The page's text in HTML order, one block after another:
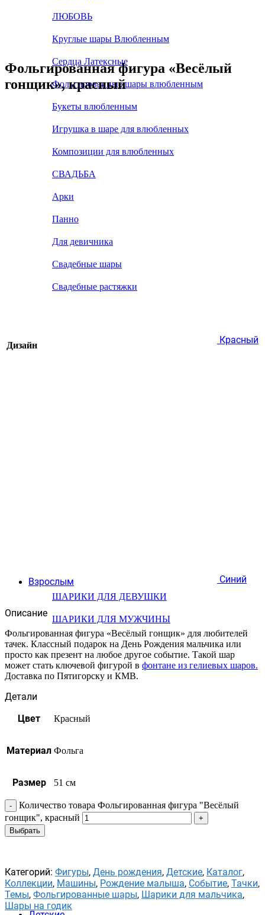
ЛЮБОВЬ
Круглые шары Влюбленным
Сердца Латексные
Фольгированные шары влюбленным
Букеты влюбленным
Игрушка в шаре для влюбленных
Композиции для влюбленных
СВАДЬБА
Арки
Панно
Для девичника
Свадебные шары
Свадебные растяжки
Взрослым
ШАРИКИ ДЛЯ ДЕВУШКИ
ШАРИКИ ДЛЯ МУЖЧИНЫ
Фольгированная фигура «Весёлый
гонщик», красный
Дизайн Красный
Синий
Описание
Фольгированная фигура «Весёлый гонщик» для любителей
тачек. Классный подарок на День Рождения мальчика или
просто как презент на любое другое событие. Такой шар
может стать ключевой фигурой в фонтане из гелиевых шаров.
Доставка по Пятигорску и КМВ.
Детали
Цвет
Красный
Материал Фольга
Размер 51 см
Количество товара Фольгированная фигура "Весёлый
гонщик", красный
Выбрать
Категорий: Фигуры, День рождения, Детские, Каталог,
Коллекции, Машины, Рождение малыша, Событие, Тачки,
Темы, Фольгированные шары, Шарики для мальчика,
Шары на годик